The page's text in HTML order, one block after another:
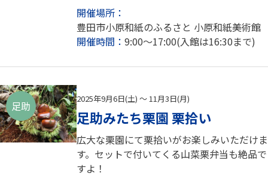
開催場所：
豊田市小原和紙のふるさと 小原和紙美術館
開催時間： 9:00～17:00(入館は16:30まで)
足助
2025年9月6日(土) ～ 11月3日(月)
足助みたち栗園 栗拾い
広大な栗園にて栗拾いがお楽しみいただけま
す。セットで付いてくる山菜栗弁当も絶品で
すよ！